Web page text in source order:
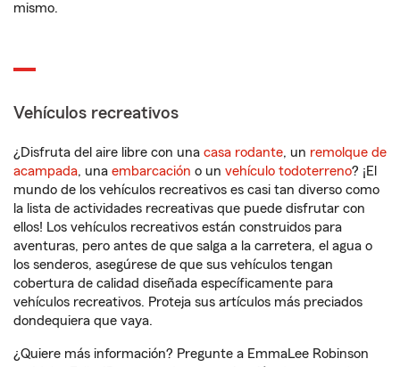
mismo.
Vehículos recreativos
¿Disfruta del aire libre con una casa rodante, un remolque de
acampada, una embarcación o un vehículo todoterreno? ¡El
mundo de los vehículos recreativos es casi tan diverso como
la lista de actividades recreativas que puede disfrutar con
ellos! Los vehículos recreativos están construidos para
aventuras, pero antes de que salga a la carretera, el agua o
los senderos, asegúrese de que sus vehículos tengan
cobertura de calidad diseñada específicamente para
vehículos recreativos. Proteja sus artículos más preciados
dondequiera que vaya.
¿Quiere más información? Pregunte a EmmaLee Robinson